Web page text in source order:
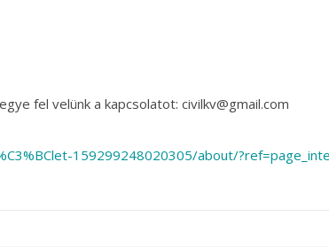
fel velünk a kapcsolatot: civilkv@gmail.com
159299248020305/about/